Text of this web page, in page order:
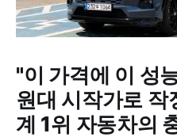
"이 가격에 이 성
원대 시작가로 작
계 1위 자동차의